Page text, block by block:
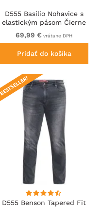
D555 Basilio Nohavice s
elastickým pásom Čierne
69,99 € vrátane DPH
Pridať do košíka
D555 Benson Tapered Fit